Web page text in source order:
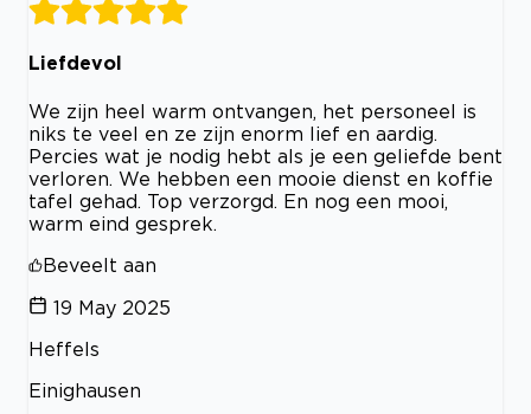
Liefdevol
We zijn heel warm ontvangen, het personeel is
niks te veel en ze zijn enorm lief en aardig.
Percies wat je nodig hebt als je een geliefde bent
verloren. We hebben een mooie dienst en koffie
tafel gehad. Top verzorgd. En nog een mooi,
warm eind gesprek.
Beveelt aan
19 May 2025
Heffels
Einighausen